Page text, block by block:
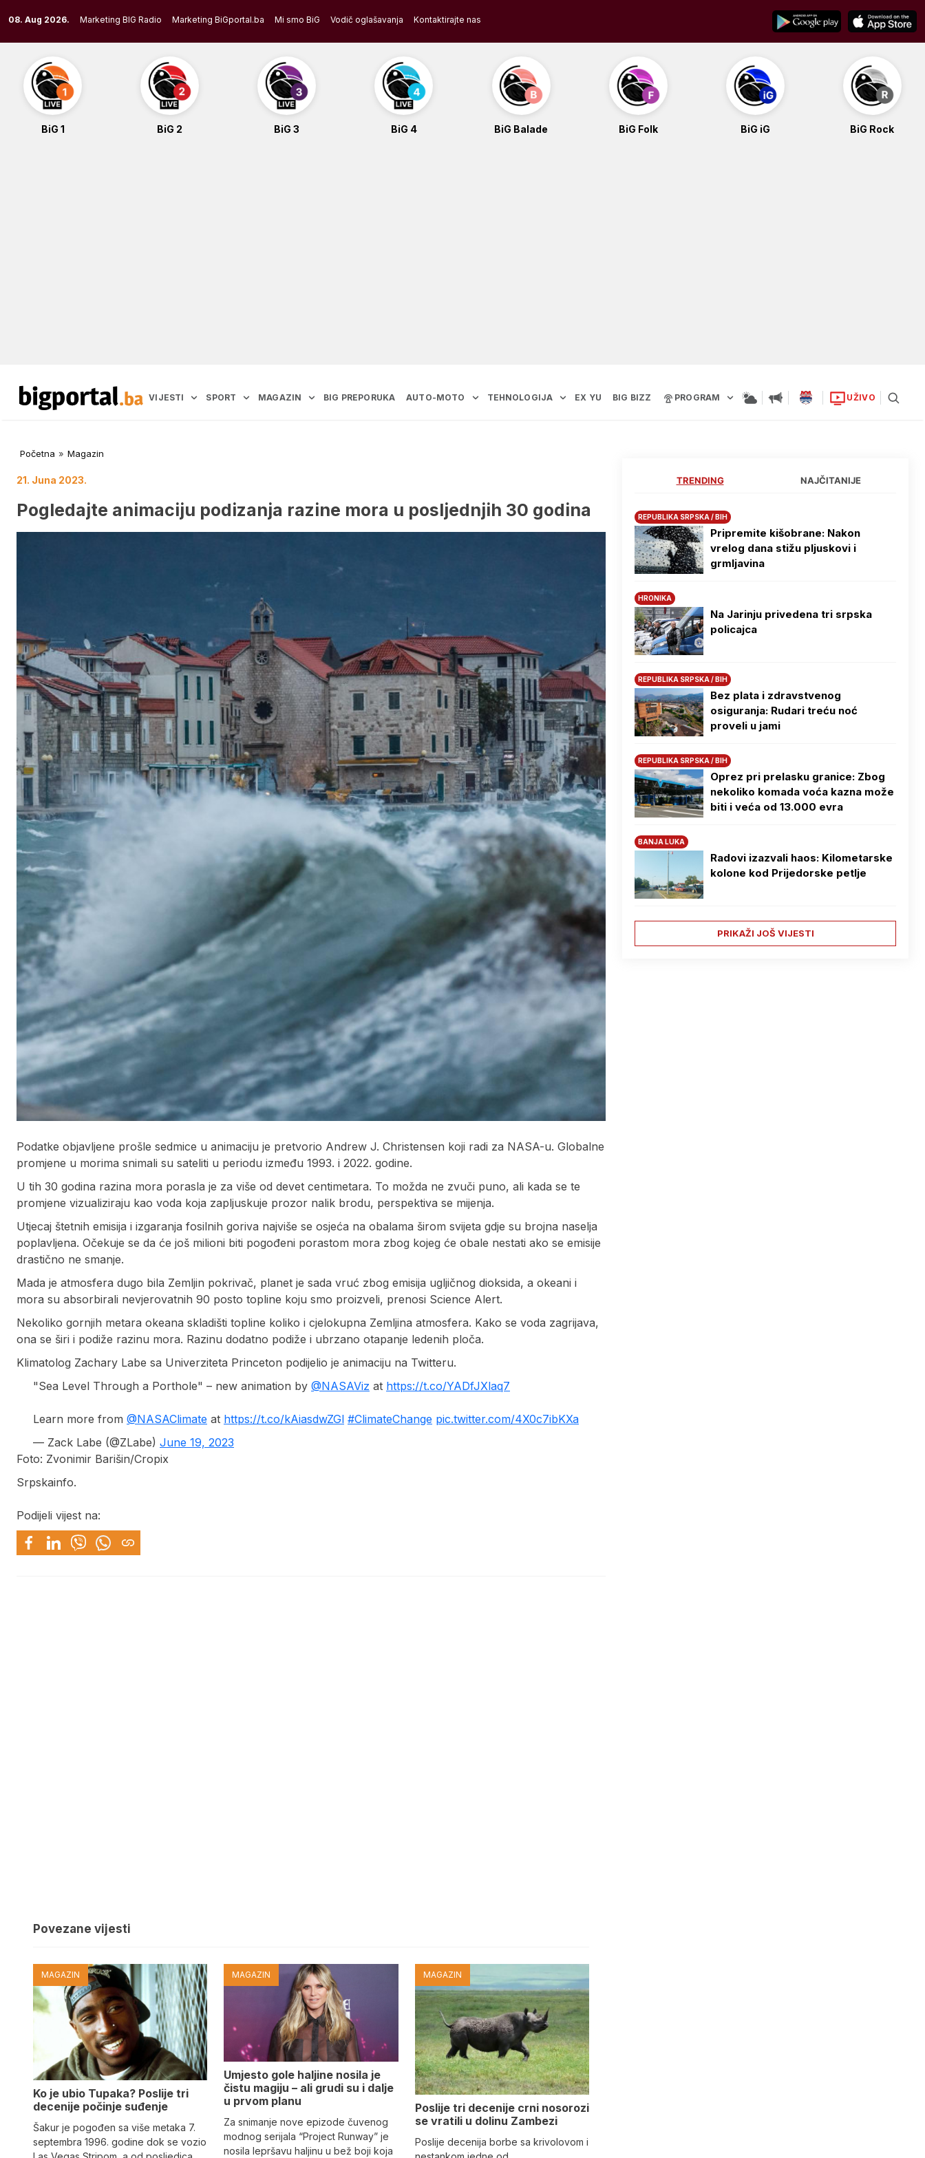
to
content
08. Aug 2026. Marketing BIG Radio Marketing BiGportal.ba Mi smo BiG Vodič oglašavanja Kontaktirajte nas
BiG 1 BiG 2 BiG 3 BiG 4 BiG Balade BiG Folk BiG iG BiG Rock
VIJESTI SPORT MAGAZIN BIG PREPORUKA AUTO-MOTO TEHNOLOGIJA EX YU BIG BIZZ PROGRAM UŽIVO
Početna » Magazin
21. Juna 2023.
Pogledajte animaciju podizanja razine mora u posljednjih 30 godina
Podatke objavljene prošle sedmice u animaciju je pretvorio Andrew J. Christensen koji radi za NASA-u. Globalne
promjene u morima snimali su sateliti u periodu između 1993. i 2022. godine.
U tih 30 godina razina mora porasla je za više od devet centimetara. To možda ne zvuči puno, ali kada se te
promjene vizualiziraju kao voda koja zapljuskuje prozor nalik brodu, perspektiva se mijenja.
Utjecaj štetnih emisija i izgaranja fosilnih goriva najviše se osjeća na obalama širom svijeta gdje su brojna naselja
poplavljena. Očekuje se da će još milioni biti pogođeni porastom mora zbog kojeg će obale nestati ako se emisije
drastično ne smanje.
Mada je atmosfera dugo bila Zemljin pokrivač, planet je sada vruć zbog emisija ugljičnog dioksida, a okeani i
mora su absorbirali nevjerovatnih 90 posto topline koju smo proizveli, prenosi Science Alert.
Nekoliko gornjih metara okeana skladišti topline koliko i cjelokupna Zemljina atmosfera. Kako se voda zagrijava,
ona se širi i podiže razinu mora. Razinu dodatno podiže i ubrzano otapanje ledenih ploča.
Klimatolog Zachary Labe sa Univerziteta Princeton podijelio je animaciju na Twitteru.
"Sea Level Through a Porthole" – new animation by @NASAViz at https://t.co/YADfJXlaq7
Learn more from @NASAClimate at https://t.co/kAiasdwZGl #ClimateChange pic.twitter.com/4X0c7ibKXa
— Zack Labe (@ZLabe) June 19, 2023
Foto: Zvonimir Barišin/Cropix
Srpskainfo.
Podijeli vijest na:
Povezane vijesti
MAGAZIN
Ko je ubio Tupaka? Poslije tri
decenije počinje suđenje
Šakur je pogođen sa više metaka 7.
septembra 1996. godine dok se vozio
MAGAZIN
Umjesto gole haljine nosila je
čistu magiju – ali grudi su i dalje
u prvom planu
Za snimanje nove epizode čuvenog
modnog serijala “Project Runway” je
nosila lepršavu haljinu u bež boji koja
MAGAZIN
Poslije tri decenije crni nosorozi
se vratili u dolinu Zambezi
Poslije decenija borbe sa krivolovom i
TRENDING NAJČITANIJE
REPUBLIKA SRPSKA / BIH
Pripremite kišobrane: Nakon
vrelog dana stižu pljuskovi i
grmljavina
HRONIKA
Na Јarinju privedena tri srpska
policajca
REPUBLIKA SRPSKA / BIH
Bez plata i zdravstvenog
osiguranja: Rudari treću noć
proveli u jami
REPUBLIKA SRPSKA / BIH
Oprez pri prelasku granice: Zbog
nekoliko komada voća kazna može
biti i veća od 13.000 evra
BANJA LUKA
Radovi izazvali haos: Kilometarske
kolone kod Prijedorske petlje
PRIKAŽI JOŠ VIJESTI